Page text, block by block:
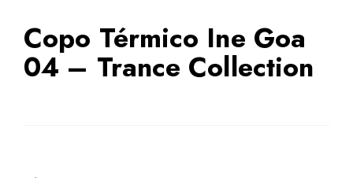
Copo Térmico Ine Goa
04 – Trance Collection